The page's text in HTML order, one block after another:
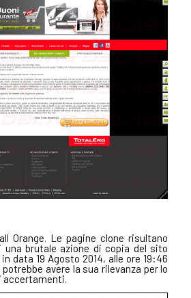
Orange. Le pagine clone risultano
brutale azione di copia del sito
data 19 Agosto 2014, alle ore 19:46
avere la sua rilevanza per lo
accertamenti.